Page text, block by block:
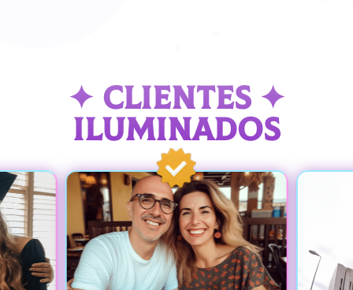
✦ CLIENTES ✦
ILUMINADOS